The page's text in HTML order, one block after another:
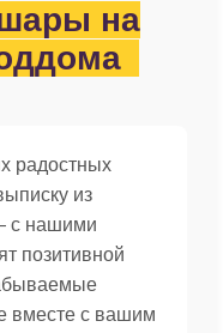
на
радостных
из
с нашими
позитивной
вместе с вашим